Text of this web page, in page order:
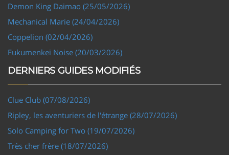
Demon King Daimao (25/05/2026)
Mechanical Marie (24/04/2026)
Coppelion (02/04/2026)
Fukumenkei Noise (20/03/2026)
DERNIERS GUIDES MODIFIÉS
Clue Club (07/08/2026)
Ripley, les aventuriers de l'étrange (28/07/2026)
Solo Camping for Two (19/07/2026)
Très cher frère (18/07/2026)